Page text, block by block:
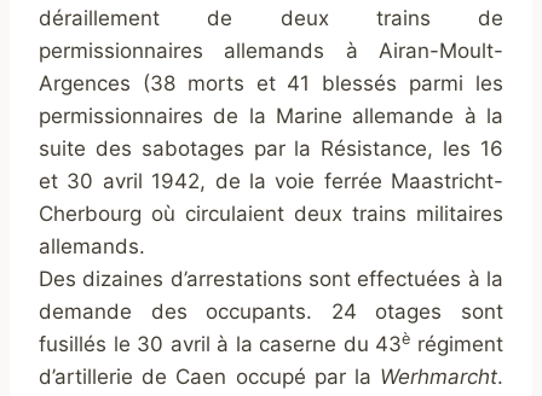
déraillement de deux trains de
permissionnaires allemands à Airan-Moult-
Argences (38 morts et 41 blessés parmi les
permissionnaires de la Marine allemande à la
suite des sabotages par la Résistance, les 16
et 30 avril 1942, de la voie ferrée Maastricht-
Cherbourg où circulaient deux trains militaires
allemands.
Des dizaines d’arrestations sont effectuées à la
demande des occupants. 24 otages sont
fusillés le 30 avril à la caserne du 43è régiment
d’artillerie de Caen occupé par la Werhmarcht.